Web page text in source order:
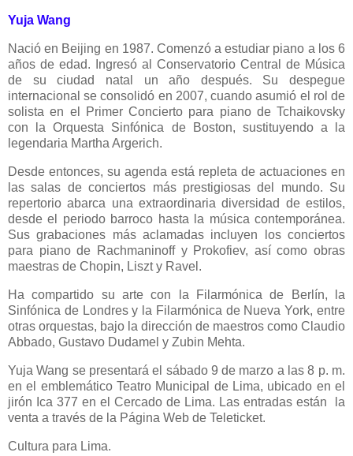
Yuja Wang
Nació en Beijing en 1987. Comenzó a estudiar piano a los 6
años de edad. Ingresó al Conservatorio Central de Música
de su ciudad natal un año después. Su despegue
internacional se consolidó en 2007, cuando asumió el rol de
solista en el Primer Concierto para piano de Tchaikovsky
con la Orquesta Sinfónica de Boston, sustituyendo a la
legendaria Martha Argerich.
Desde entonces, su agenda está repleta de actuaciones en
las salas de conciertos más prestigiosas del mundo. Su
repertorio abarca una extraordinaria diversidad de estilos,
desde el periodo barroco hasta la música contemporánea.
Sus grabaciones más aclamadas incluyen los conciertos
para piano de Rachmaninoff y Prokofiev, así como obras
maestras de Chopin, Liszt y Ravel.
Ha compartido su arte con la Filarmónica de Berlín, la
Sinfónica de Londres y la Filarmónica de Nueva York, entre
otras orquestas, bajo la dirección de maestros como Claudio
Abbado, Gustavo Dudamel y Zubin Mehta.
Yuja Wang se presentará el sábado 9 de marzo a las 8 p. m.
en el emblemático Teatro Municipal de Lima, ubicado en el
jirón Ica 377 en el Cercado de Lima. Las entradas están la
venta a través de la Página Web de Teleticket.
Cultura para Lima.